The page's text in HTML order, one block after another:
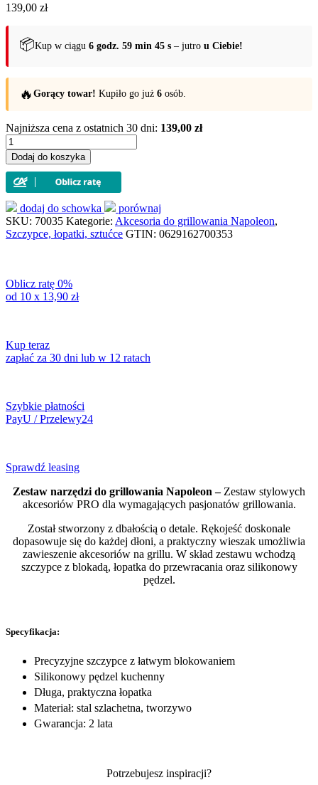
139,00 zł
📦Kup w ciągu 6 godz. 59 min 44 s – jutro u Ciebie!
🔥 Gorący towar! Kupiło go już 6 osób.
Najniższa cena z ostatnich 30 dni: 139,00 zł
ilość
Zestaw
narzędzi
do
grillowania
Napoleon
(70035)
Dodaj do koszyka
dodaj do schowka
porównaj
SKU: 70035 Kategorie: Akcesoria do grillowania Napoleon,
Szczypce, łopatki, sztućce GTIN: 0629162700353
Oblicz ratę 0%
od 10 x 13,90 zł
Kup teraz
zapłać za 30 dni lub w 12 ratach
Szybkie płatności
PayU / Przelewy24
Sprawdź leasing
Zestaw narzędzi do grillowania Napoleon – Zestaw stylowych
akcesoriów PRO dla wymagających pasjonatów grillowania.
Został stworzony z dbałością o detale. Rękojeść doskonale
dopasowuje się do każdej dłoni, a praktyczny wieszak umożliwia
zawieszenie akcesoriów na grillu. W skład zestawu wchodzą
szczypce z blokadą, łopatka do przewracania oraz silikonowy
pędzel.
Specyfikacja:
Precyzyjne szczypce z łatwym blokowaniem
Silikonowy pędzel kuchenny
Długa, praktyczna łopatka
Materiał: stal szlachetna, tworzywo
Gwarancja: 2 lata
Potrzebujesz inspiracji?